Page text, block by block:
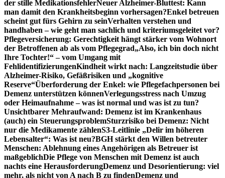
der stille MedikationsfehlerNeuer Alzheimer-Bluttest: Kann
man damit den Krankheitsbeginn vorhersagen?Enkel betreuen
scheint gut fürs Gehirn zu seinVerhalten verstehen und
handhaben – wie geht man sachlich und kriteriumsgeleitet vor?
Pflegeversicherung: Gerechtigkeit hängt stärker vom Wohnort
der Betroffenen ab als vom Pflegegrad„Also, ich bin doch nicht
Ihre Tochter!“ – vom Umgang mit
FehlidentifizierungenKindheit wirkt nach: Langzeitstudie über
Alzheimer-Risiko, Gefäßrisiken und „kognitive
Reserve“Überforderung der Enkel: wie Pflegefachpersonen bei
Demenz unterstützen könnenVerlegungsstress nach Umzug
oder Heimaufnahme – was ist normal und was ist zu tun?
Unsichtbarer Mehraufwand: Demenz ist im Krankenhaus
(auch) ein SteuerungsproblemSturzrisiko bei Demenz: Nicht
nur die Medikamente zählenS3-Leitlinie „Delir im höheren
Lebensalter“: Was ist neu?BGH stärkt den Willen betreuter
Menschen: Ablehnung eines Angehörigen als Betreuer ist
maßgeblichDie Pflege von Menschen mit Demenz ist auch
nachts eine HerausforderungDemenz und Desorientierung: viel
mehr, als nicht von A nach B zu findenDemenz und